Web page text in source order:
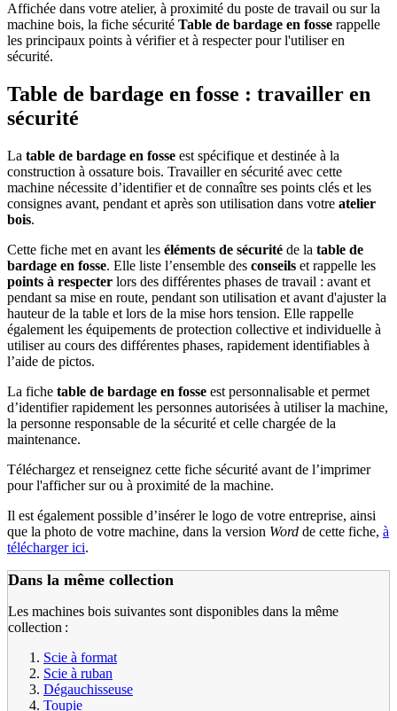
Affichée dans votre atelier, à proximité du poste de travail ou sur la
machine bois, la fiche sécurité Table de bardage en fosse rappelle
les principaux points à vérifier et à respecter pour l'utiliser en
sécurité.
Table de bardage en fosse : travailler en
sécurité
La table de bardage en fosse est spécifique et destinée à la
construction à ossature bois. Travailler en sécurité avec cette
machine nécessite d’identifier et de connaître ses points clés et les
consignes avant, pendant et après son utilisation dans votre atelier
bois.
Cette fiche met en avant les éléments de sécurité de la table de
bardage en fosse. Elle liste l’ensemble des conseils et rappelle les
points à respecter lors des différentes phases de travail : avant et
pendant sa mise en route, pendant son utilisation et avant d'ajuster la
hauteur de la table et lors de la mise hors tension. Elle rappelle
également les équipements de protection collective et individuelle à
utiliser au cours des différentes phases, rapidement identifiables à
l’aide de pictos.
La fiche table de bardage en fosse est personnalisable et permet
d’identifier rapidement les personnes autorisées à utiliser la machine,
la personne responsable de la sécurité et celle chargée de la
maintenance.
Téléchargez et renseignez cette fiche sécurité avant de l’imprimer
pour l'afficher sur ou à proximité de la machine.
Il est également possible d’insérer le logo de votre entreprise, ainsi
que la photo de votre machine, dans la version Word de cette fiche, à
télécharger ici.
Dans la même collection
Les machines bois suivantes sont disponibles dans la même
collection :
Scie à format
Scie à ruban
Dégauchisseuse
Toupie